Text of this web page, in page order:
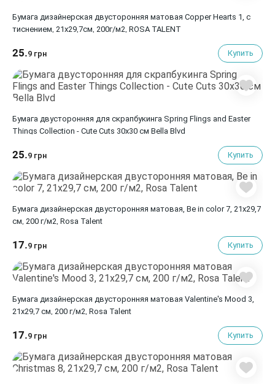
Бумага дизайнерская двусторонняя матовая Copper Hearts 1, с
тиснением, 21х29,7см, 200г/м2, ROSA TALENT
25.9 грн Купить
Бумага двусторонняя для скрапбукинга Spring Flings and Easter
Things Collection - Cute Cuts 30х30 см Bella Blvd
25.9 грн Купить
Бумага дизайнерская двусторонняя матовая, Be in color 7, 21х29,7
см, 200 г/м2, Rosa Talent
17.9 грн Купить
Бумага дизайнерская двусторонняя матовая Valentine's Mood 3,
21х29,7 см, 200 г/м2, Rosa Talent
17.9 грн Купить